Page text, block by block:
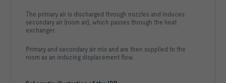
The primary air is discharged through nozzles and induces
secondary air (room air), which passes through the heat
exchanger.
Primary and secondary air mix and are then supplied to the
room as an inducing displacement flow.